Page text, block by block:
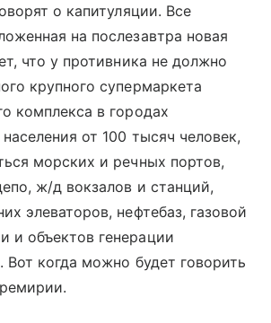
о капитуляции. Все
на послезавтра новая
что у противника не должно
крупного супермаркета
комплекса в городах
от 100 тысяч человек,
морских и речных портов,
ж/д вокзалов и станций,
элеваторов, нефтебаз, газовой
и объектов генерации
Вот когда можно будет говорить